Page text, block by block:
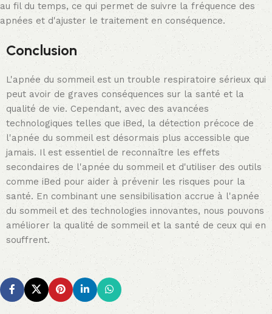
au fil du temps, ce qui permet de suivre la fréquence des
apnées et d'ajuster le traitement en conséquence.
Conclusion
L'apnée du sommeil est un trouble respiratoire sérieux qui
peut avoir de graves conséquences sur la santé et la
qualité de vie. Cependant, avec des avancées
technologiques telles que iBed, la détection précoce de
l'apnée du sommeil est désormais plus accessible que
jamais. Il est essentiel de reconnaître les effets
secondaires de l'apnée du sommeil et d'utiliser des outils
comme iBed pour aider à prévenir les risques pour la
santé. En combinant une sensibilisation accrue à l'apnée
du sommeil et des technologies innovantes, nous pouvons
améliorer la qualité de sommeil et la santé de ceux qui en
souffrent.